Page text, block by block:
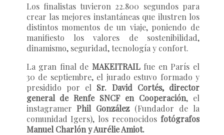
Los finalistas tuvieron 22.800 segundos para
crear las mejores instantáneas que ilustren los
distintos momentos de un viaje, poniendo de
manifiesto los valores de sostenibilidad,
dinamismo, seguridad, tecnología y confort.
La gran final de MAKEITRAIL fue en París el
30 de septiembre, el jurado estuvo formado y
presidido por el Sr. David Cortés, director
general de Renfe SNCF en Cooperación, el
instagramerPhil González (Fundador de la
comunidad Igers), los reconocidos fotógrafos
Manuel Charlón y Aurélie Amiot.